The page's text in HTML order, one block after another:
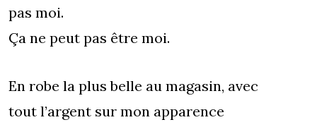
pas moi.
Ça ne peut pas être moi.
En robe la plus belle au magasin, avec
tout l’argent sur mon apparence